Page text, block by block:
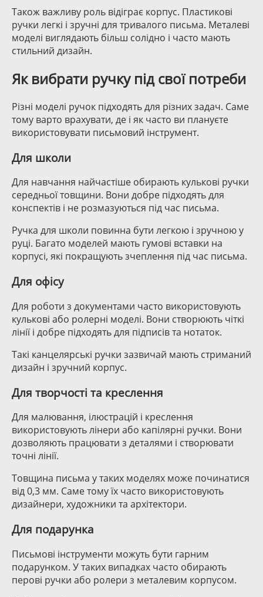
Також важливу роль відіграє корпус. Пластикові
ручки легкі і зручні для тривалого письма. Металеві
моделі виглядають більш солідно і часто мають
стильний дизайн.
Як вибрати ручку під свої потреби
Різні моделі ручок підходять для різних задач. Саме
тому варто врахувати, де і як часто ви плануєте
використовувати письмовий інструмент.
Для школи
Для навчання найчастіше обирають кулькові ручки
середньої товщини. Вони добре підходять для
конспектів і не розмазуються під час письма.
Ручка для школи повинна бути легкою і зручною у
руці. Багато моделей мають гумові вставки на
корпусі, які покращують зчеплення під час письма.
Для офісу
Для роботи з документами часто використовують
кулькові або ролерні моделі. Вони створюють чіткі
лінії і добре підходять для підписів та нотаток.
Такі канцелярські ручки зазвичай мають стриманий
дизайн і зручний корпус.
Для творчості та креслення
Для малювання, ілюстрацій і креслення
використовують лінери або капілярні ручки. Вони
дозволяють працювати з деталями і створювати
точні лінії.
Товщина письма у таких моделях може починатися
від 0,3 мм. Саме тому їх часто використовують
дизайнери, художники та архітектори.
Для подарунка
Письмові інструменти можуть бути гарним
подарунком. У таких випадках часто обирають
перові ручки або ролери з металевим корпусом.